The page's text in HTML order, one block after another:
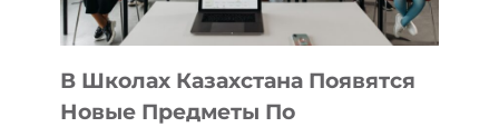
ПРОГРАММУ
ДЛЯ
ТЕХНОЛОГИЧЕСКИХ
В Школах Казахстана Появятся
Новые Предметы По